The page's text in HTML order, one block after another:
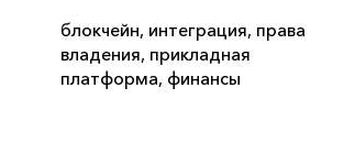
блокчейн, интеграция, права
владения, прикладная
платформа, финансы